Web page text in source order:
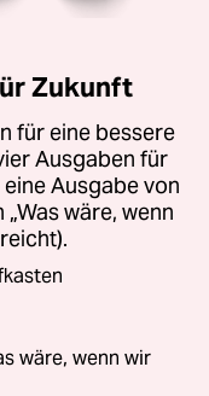
Zukunft
für eine bessere
Ausgaben für
Ausgabe von
wäre, wenn
wäre, wenn wir